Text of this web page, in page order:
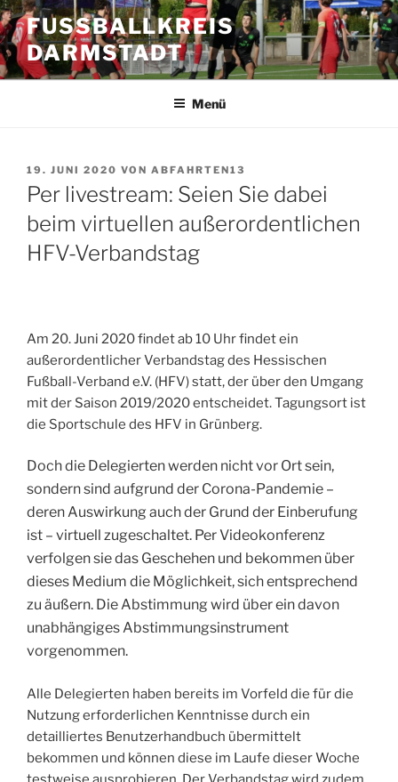
Zum
Inhalt
springen
FUSSBALLKREIS D
ARMSTADT
Menü
VERÖFFENTLICHT
AM
19. JUNI 2020 VON ABFAHRTEN13
Per livestream: Seien Sie dabei
beim virtuellen außerordentlichen
HFV-Verbandstag
Am 20. Juni 2020 findet ab 10 Uhr findet ein
außerordentlicher Verbandstag des Hessischen
Fußball-Verband e.V. (HFV) statt, der über den Umgang
mit der Saison 2019/2020 entscheidet. Tagungsort ist
die Sportschule des HFV in Grünberg.
Doch die Delegierten werden nicht vor Ort sein,
sondern sind aufgrund der Corona-Pandemie –
deren Auswirkung auch der Grund der Einberufung
ist – virtuell zugeschaltet. Per Videokonferenz
verfolgen sie das Geschehen und bekommen über
dieses Medium die Möglichkeit, sich entsprechend
zu äußern. Die Abstimmung wird über ein davon
unabhängiges Abstimmungsinstrument
vorgenommen.
Alle Delegierten haben bereits im Vorfeld die für die
Nutzung erforderlichen Kenntnisse durch ein
detailliertes Benutzerhandbuch übermittelt
bekommen und können diese im Laufe dieser Woche